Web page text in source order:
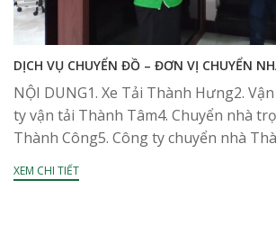
DỊCH VỤ CHUYỂN ĐỒ – ĐƠN VỊ CHUYỂN
NỘI DUNG1. Xe Tải Thành Hưng2.
ty vận tải Thành Tâm4. Chuyển nhà
Thành Công5. Công ty chuyển nhà
Kiến Vàng Sài Gòn7....
XEM CHI TIẾT